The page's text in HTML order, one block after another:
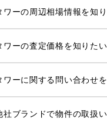
ワーの周辺相場情報を知
ワーの査定価格を知りたい
ワーに関する問い合わせ
社ブランドで物件の取扱